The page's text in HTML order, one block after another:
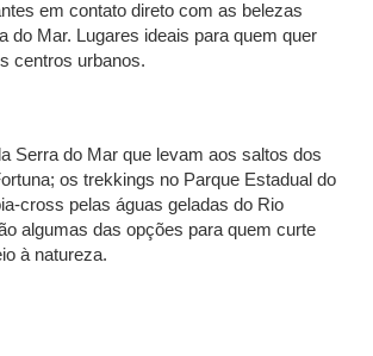
em contato direto com as belezas
do Mar. Lugares ideais para quem quer
centros urbanos.
Serra do Mar que levam aos saltos dos
os trekkings no Parque Estadual do
cross pelas águas geladas do Rio
algumas das opções para quem curte
à natureza.